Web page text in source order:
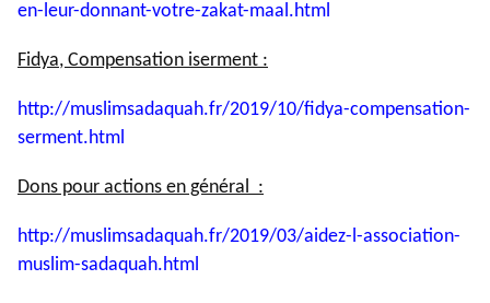
en-leur-donnant-votre-zakat-maal.html
Fidya, Compensation iserment :
http://muslimsadaquah.fr/2019/10/fidya-compensation-
serment.html
Dons pour actions en général :
http://muslimsadaquah.fr/2019/03/aidez-l-association-
muslim-sadaquah.html